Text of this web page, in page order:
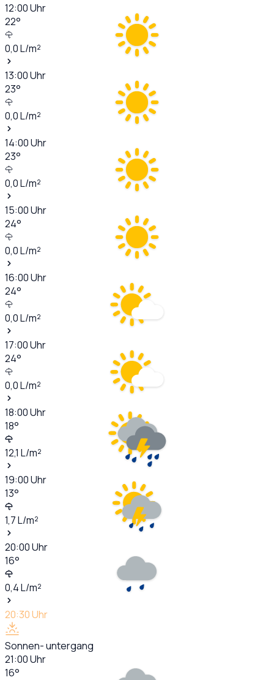
12:00Uhr
22°
0,0L/m²
13:00Uhr
23°
0,0L/m²
14:00Uhr
23°
0,0L/m²
15:00Uhr
24°
0,0L/m²
16:00Uhr
24°
0,0L/m²
17:00Uhr
24°
0,0L/m²
18:00Uhr
18°
12,1 L/m²
19:00Uhr
13°
1,7L/m²
20:00Uhr
16°
0,4L/m²
20:30Uhr
Sonnen- untergang
21:00Uhr
16°